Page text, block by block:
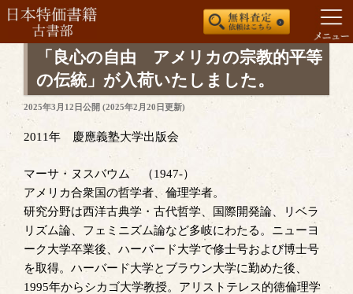
プ
「良心の自由 アメリカの宗教的平等
の伝統」が入荷いたしました。
投
稿
日:
2025年3月12日公開 (2025年2月20日更新)
2011年 慶應義塾大学出版会
マーサ・ヌスバウム （1947-）
アメリカ合衆国の哲学者、倫理学者。
研究分野は西洋古典学・古代哲学、国際開発論、リベラ
リズム論、フェミニズム論など多岐にわたる。ニューヨ
ーク大学卒業後、ハーバード大学で修士号および博士号
を取得。ハーバード大学とブラウン大学に勤めた後、
1995年からシカゴ大学教授。アリストテレス的徳倫理学